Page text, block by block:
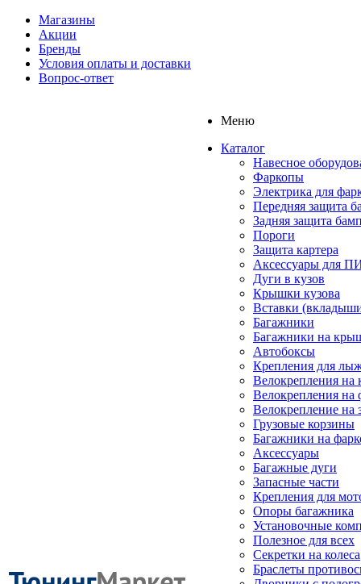
Магазины
Акции
Бренды
Условия оплаты и доставки
Вопрос-ответ
Меню
Каталог
Навесное
Фаркопы
Электрика для
Передняя защита
Задняя защита
Пороги
Защита картера
Аксессуары для
Дуги в кузов
Крышки кузова
Вставки
Багажники
Багажники на
Автобоксы
Крепления для
Велокрепления
Велокрепления на
Велокрепление на
Грузовые корзины
Багажники на
Аксессуары
Багажные дуги
Запасные части
Крепления для
Опоры багажника
Установочные
Полезное для всех
Секретки на колеса
Браслеты